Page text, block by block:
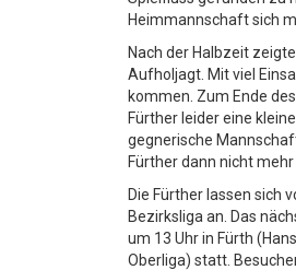
Heimmannschaft sich
Nach der Halbzeit
Aufholjagt. Mit viel
kommen. Zum Ende
Fürther leider eine
gegnerische
Fürther dann nicht
Die Fürther lassen sich
Bezirksliga an. Das
um 13 Uhr in Fürth
Oberliga) statt.